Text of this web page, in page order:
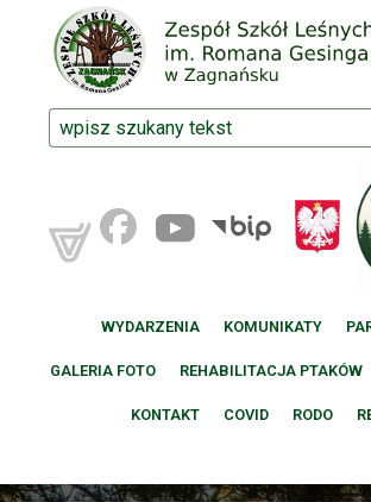
WYDARZENIA KOMUNIKATY
GALERIA FOTO REHABILITACJA PTAKÓW
KONTAKT COVID RODO